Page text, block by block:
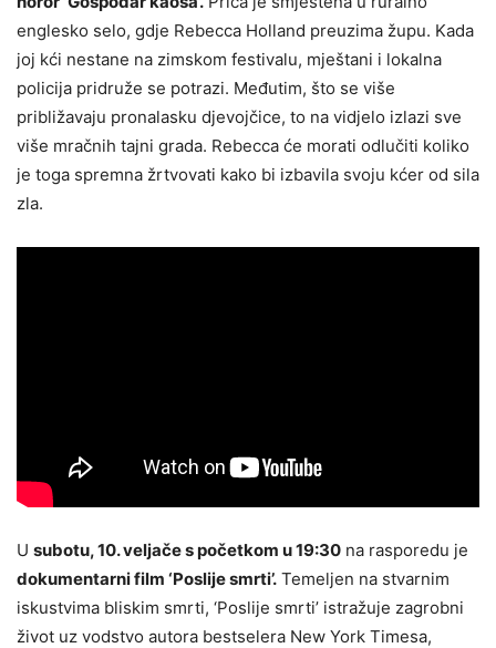
englesko selo, gdje Rebecca Holland preuzima župu. Kada
joj kći nestane na zimskom festivalu, mještani i lokalna
policija pridruže se potrazi. Međutim, što se više
približavaju pronalasku djevojčice, to na vidjelo izlazi sve
više mračnih tajni grada. Rebecca će morati odlučiti koliko
je toga spremna žrtvovati kako bi izbavila svoju kćer od sila
zla.
U subotu, 10. veljače s početkom u 19:30 na rasporedu je
dokumentarni film ‘Poslije smrti’. Temeljen na stvarnim
iskustvima bliskim smrti, ‘Poslije smrti’ istražuje zagrobni
život uz vodstvo autora bestselera New York Timesa,